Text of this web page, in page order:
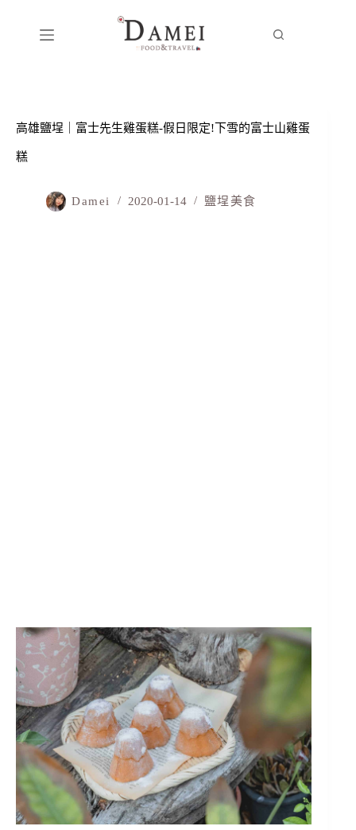
高雄鹽埕｜富士先生雞蛋糕-假日限定!下雪的富士山雞蛋
糕
Damei 2020-01-14 鹽埕美食